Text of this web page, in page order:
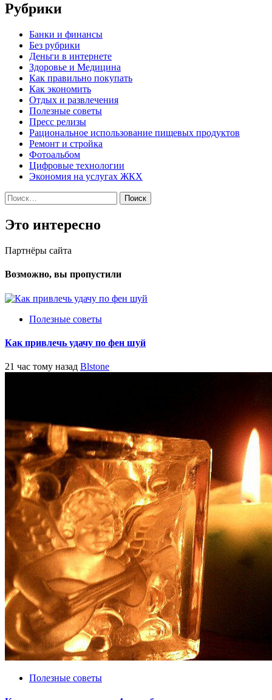
Рубрики
Банки и финансы
Без рубрики
Деньги в интернете
Здоровье и Медицина
Как правильно покупать
Как экономить
Отдых и развлечения
Полезные советы
Пресс релизы
Рациональное использование пищевых продуктов
Ремонт и стройка
Фотоальбом
Цифровые технологии
Экономия на услугах ЖКХ
Найти:
Это интересно
Партнёры сайта
Возможно, вы пропустили
Полезные советы
Как привлечь удачу по фен шуй
21 час тому назад Blstone
Полезные советы